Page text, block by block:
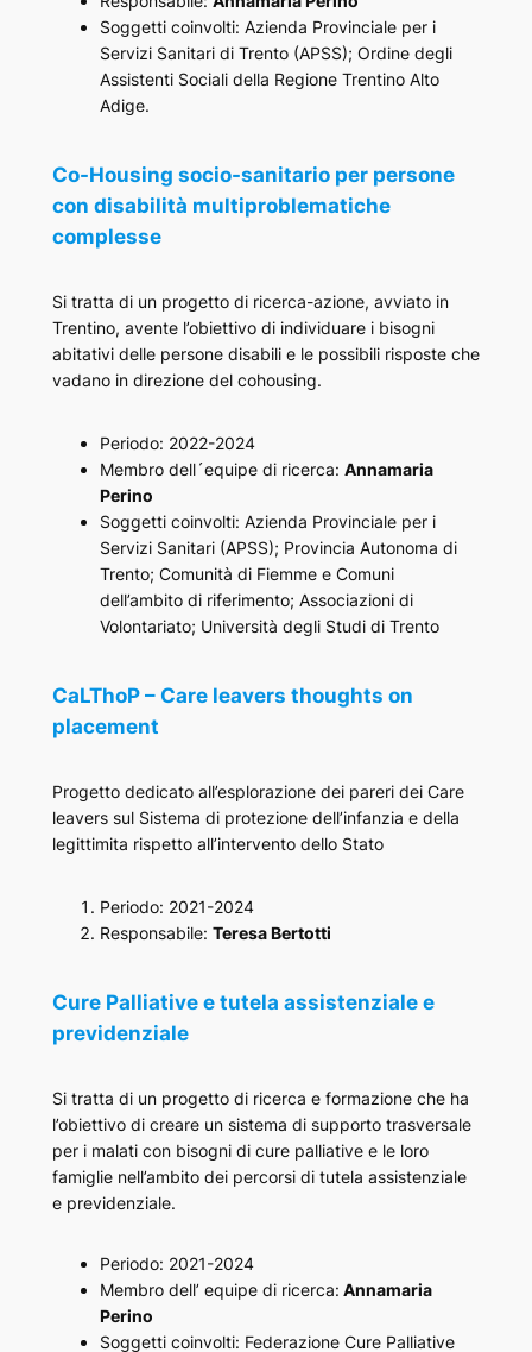
Soggetti coinvolti: Azienda Provinciale per i
Servizi Sanitari di Trento (APSS); Ordine degli
Assistenti Sociali della Regione Trentino Alto
Adige.
Co-Housing socio-sanitario per persone
con disabilità multiproblematiche
complesse
Si tratta di un progetto di ricerca-azione, avviato in
Trentino, avente l’obiettivo di individuare i bisogni
abitativi delle persone disabili e le possibili risposte che
vadano in direzione del cohousing.
Periodo: 2022-2024
Membro dell´equipe di ricerca: Annamaria
Perino
Soggetti coinvolti: Azienda Provinciale per i
Servizi Sanitari (APSS); Provincia Autonoma di
Trento; Comunità di Fiemme e Comuni
dell’ambito di riferimento; Associazioni di
Volontariato; Università degli Studi di Trento
CaLThoP – Care leavers thoughts on
placement
Progetto dedicato all’esplorazione dei pareri dei Care
leavers sul Sistema di protezione dell’infanzia e della
legittimita rispetto all’intervento dello Stato
Periodo: 2021-2024
Responsabile: Teresa Bertotti
Cure Palliative e tutela assistenziale e
previdenziale
Si tratta di un progetto di ricerca e formazione che ha
l’obiettivo di creare un sistema di supporto trasversale
per i malati con bisogni di cure palliative e le loro
famiglie nell’ambito dei percorsi di tutela assistenziale
e previdenziale.
Periodo: 2021-2024
Membro dell’ equipe di ricerca: Annamaria
Perino
Soggetti coinvolti: Federazione Cure Palliative